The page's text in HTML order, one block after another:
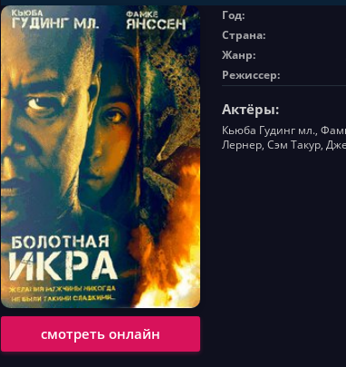
смотреть онлайн
Год:
Страна:
Жанр:
Режиссер:
Актёры:
Кьюба Гудинг мл.,
Лернер, Сэм Такур,